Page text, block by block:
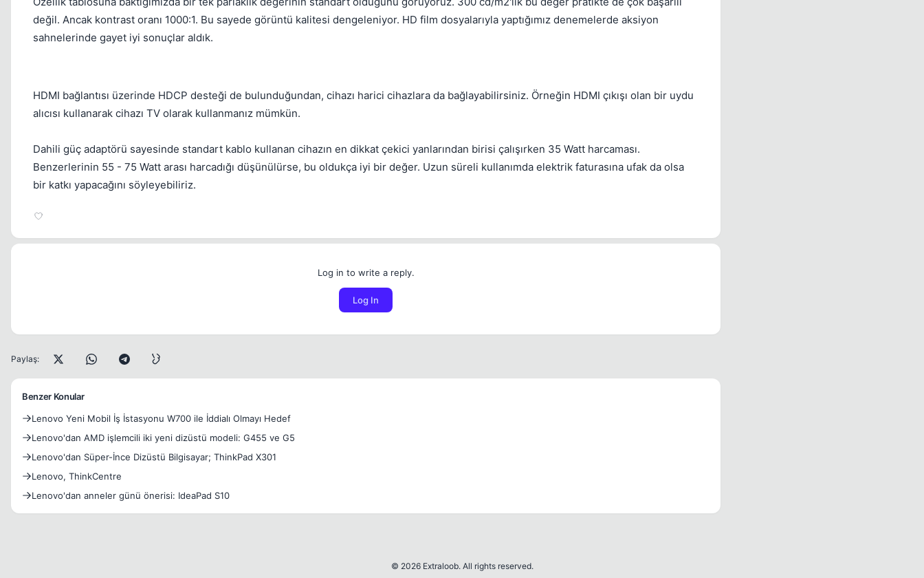
Cancel
Cancel Delete Thread
Cancel Move Thread
değil. Ancak kontrast oranı 1000:1. Bu sayede görüntü kalitesi dengeleniyor. HD film dosyalarıyla yaptığımız denemelerde aksiyon
sahnelerinde gayet iyi sonuçlar aldık.
HDMI bağlantısı üzerinde HDCP desteği de bulunduğundan, cihazı harici cihazlara da bağlayabilirsiniz. Örneğin HDMI çıkışı olan bir uydu
alıcısı kullanarak cihazı TV olarak kullanmanız mümkün.
Dahili güç adaptörü sayesinde standart kablo kullanan cihazın en dikkat çekici yanlarından birisi çalışırken 35 Watt harcaması.
Benzerlerinin 55 - 75 Watt arası harcadığı düşünülürse, bu oldukça iyi bir değer. Uzun süreli kullanımda elektrik faturasına ufak da olsa
bir katkı yapacağını söyleyebiliriz.
Log in to write a reply.
Log In
Paylaş:
Benzer Konular
Lenovo Yeni Mobil İş İstasyonu W700 ile İddialı Olmayı Hedef
Lenovo'dan AMD işlemcili iki yeni dizüstü modeli: G455 ve G5
Lenovo'dan Süper-İnce Dizüstü Bilgisayar; ThinkPad X301
Lenovo, ThinkCentre
Lenovo'dan anneler günü önerisi: IdeaPad S10
© 2026 Extraloob. All rights reserved.